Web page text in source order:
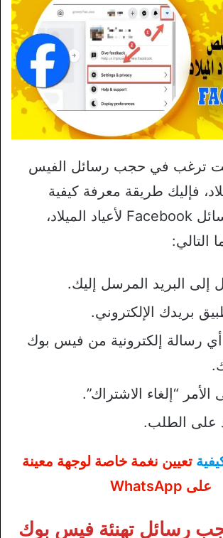
ترغب في حجب رسائل الفيس
فإليك طريقة معرفة كيفية
التخلص من رسائل Facebook لأعياد الميلاد،
التالي:
إلى البريد المرسل إليك.
بريدك الإلكتروني.
رسالة إلكترونية من فيس بوك
“إلغاء الاشتراك”.
على الطلب.
تعيين نغمة خاصة لوجهة معينة
على WhatsApp
رسائل تهنئة فيس بوك